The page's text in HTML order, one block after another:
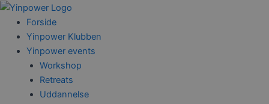
Gå
indholdet
Forside
Yinpower Klubben
Yinpower events
Workshop
Retreats
Uddannelse